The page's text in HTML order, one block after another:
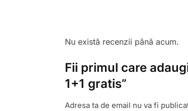
Nu există recenzii până acum.
Fii primul care
1+1 gratis”
Adresa ta de email nu va fi